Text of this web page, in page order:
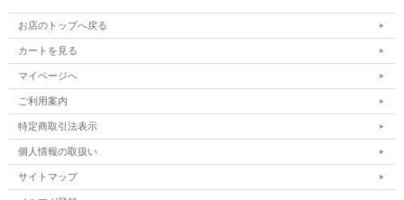
お店のトップへ戻る
カートを見る
マイページへ
ご利用案内
特定商取引法表示
個人情報の取扱い
サイトマップ